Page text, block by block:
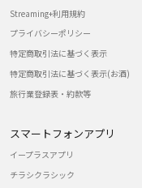
Streaming+利用規約
プライバシーポリシー
特定商取引法に基づく表示
特定商取引法に基づく表示(お酒)
旅行業登録表・約款等
スマートフォンアプリ
イープラスアプリ
チラシクラシック